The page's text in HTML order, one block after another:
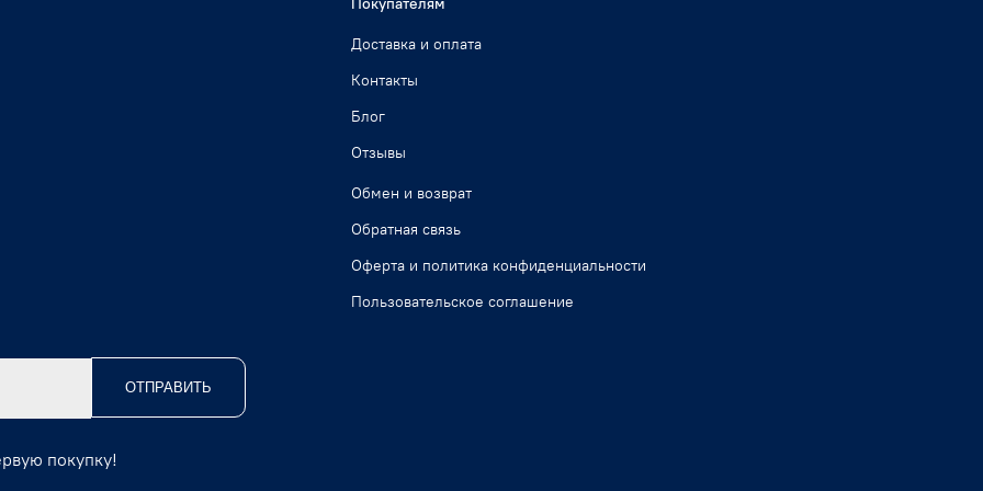
Доставка и оплата
Контакты
Блог
Отзывы
Обмен и возврат
Обратная связь
Оферта и политика конфиденциальности
Пользовательское соглашение
ОТПРАВИТЬ
покупку!